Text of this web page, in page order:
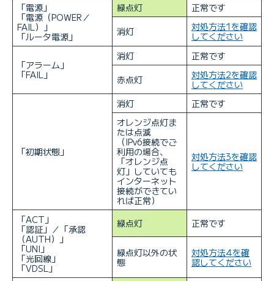
「電源」
「電源（POWER／
FAIL）」
「ルータ電源」
緑点灯
正常です
消灯
対処方法1を確認
してください
「アラーム」
「FAIL」
消灯
正常です
赤点灯
対処方法2を確認
してください
「初期状態」
消灯
正常です
オレンジ点灯ま
たは点滅
（IPv6接続でご
利用の場合、
「オレンジ点
灯」していても
インターネット
接続ができてい
れば正常）
対処方法3を確認
してください
「ACT」
「認証」／「承認
（AUTH）」
「UNI」
「光回線」
「VDSL」
緑点灯 正常です
緑点灯以外の状
態
対処方法4を確
認してください